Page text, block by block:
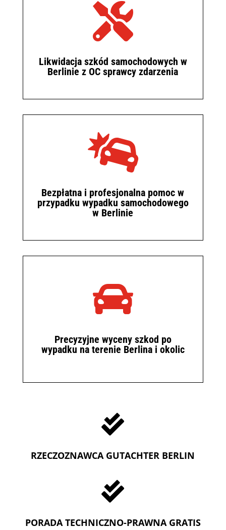

Likwidacja szkód samochodowych w
Berlinie z OC sprawcy zdarzenia

Bezpłatna i profesjonalna pomoc w
przypadku wypadku samochodowego
w Berlinie

Precyzyjne wyceny szkod po
wypadku na terenie Berlina i okolic

RZECZOZNAWCA GUTACHTER BERLIN

PORADA TECHNICZNO-PRAWNA GRATIS